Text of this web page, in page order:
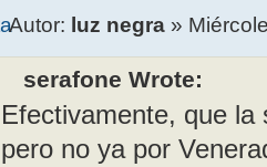
Autor: luz negra »
serafone Wrote:
Efectivamente, que
pero no ya por